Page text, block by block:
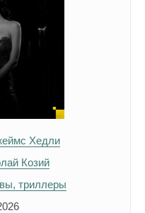
Хедли
Козий
триллеры